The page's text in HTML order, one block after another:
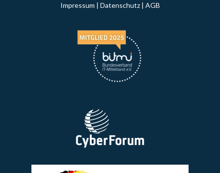
Impressum | Datenschutz| AGB